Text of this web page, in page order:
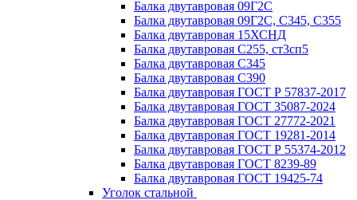
Балка двутавровая 09Г2С
Балка двутавровая 09Г2С, С345, С355
Балка двутавровая 15ХСНД
Балка двутавровая С255, ст3сп5
Балка двутавровая С345
Балка двутавровая С390
Балка двутавровая ГОСТ Р 57837-2017
Балка двутавровая ГОСТ 35087-2024
Балка двутавровая ГОСТ 27772-2021
Балка двутавровая ГОСТ 19281-2014
Балка двутавровая ГОСТ Р 55374-2012
Балка двутавровая ГОСТ 8239-89
Балка двутавровая ГОСТ 19425-74
Уголок стальной